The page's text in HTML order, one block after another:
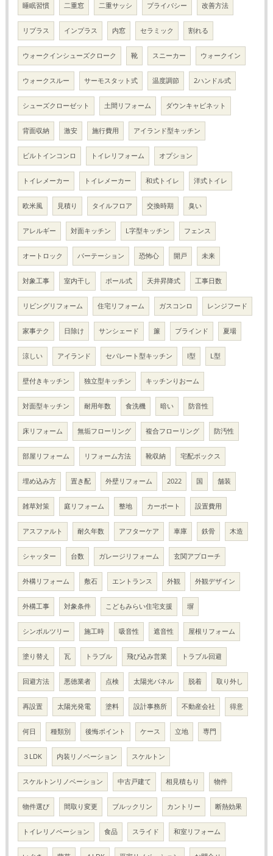
睡眠習慣 二重窓 二重サッシ プライバシー 改善方法
リプラス インプラス 内窓 セラミック 割れる
ウォークインシューズクローク 靴 スニーカー ウォークイン
ウォークスルー サーモスタット式 温度調節 2ハンドル式
シューズクローゼット 土間リフォーム ダウンキャビネット
背面収納 激安 施行費用 アイランド型キッチン
ビルトインコンロ トイレリフォーム オプション
トイレメーカー トイレメーカー 和式トイレ 洋式トイレ
欧米風 見積り タイルフロア 交換時期 臭い
アレルギー 対面キッチン L字型キッチン フェンス
オートロック パーテーション 恐怖心 開戸 未来
対象工事 室内干し ポール式 天井昇降式 工事日数
リビングリフォーム 住宅リフォーム ガスコンロ レンジフード
家事テク 日除け サンシェード 簾 ブラインド 夏場
涼しい アイランド セパレート型キッチン I型 L型
壁付きキッチン 独立型キッチン キッチンりおーム
対面型キッチン 耐用年数 食洗機 暗い 防音性
床リフォーム 無垢フローリング 複合フローリング 防汚性
部屋リフォーム リフォーム方法 靴収納 宅配ボックス
埋め込み方 置き配 外壁リフォーム 2022 国 舗装
雑草対策 庭リフォーム 整地 カーポート 設置費用
アスファルト 耐久年数 アフターケア 車庫 鉄骨 木造
シャッター 台数 ガレージリフォーム 玄関アプローチ
外構リフォーム 敷石 エントランス 外観 外観デザイン
外構工事 対象条件 こどもみらい住宅支援 塀
シンボルツリー 施工時 吸音性 遮音性 屋根リフォーム
塗り替え 瓦 トラブル 飛び込み営業 トラブル回避
回避方法 悪徳業者 点検 太陽光パネル 脱着 取り外し
再設置 太陽光発電 塗料 設計事務所 不動産会社 得意
何日 種類別 後悔ポイント ケース 立地 専門
３LDK 内装リノベーション スケルトン
スケルトンリノベーション 中古戸建て 相見積もり 物件
物件選び 間取り変更 ブルックリン カントリー 断熱効果
トイレリノベーション 食品 スライド 和室リフォーム